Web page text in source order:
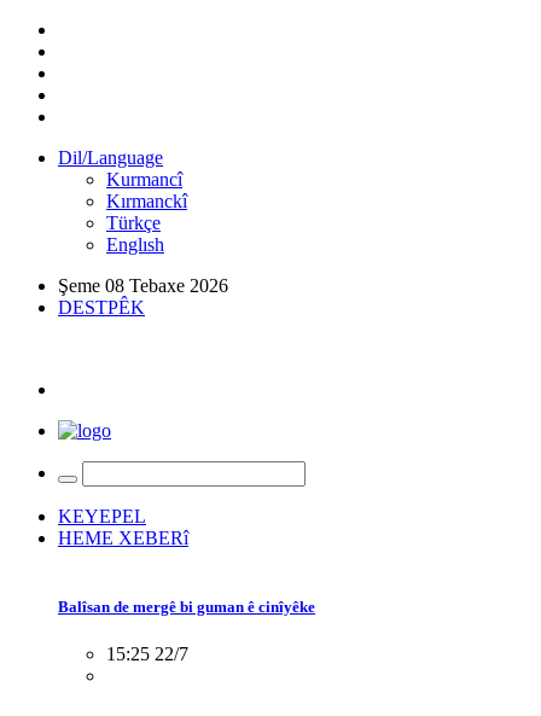
Dil/Language
Kurmancî
Kırmanckî
Türkçe
Englısh
Şeme 08 Tebaxe 2026
DESTPÊK
KEYEPEL
HEME XEBERî
Balîsan de mergê bi guman ê cinîyêke
15:25 22/7